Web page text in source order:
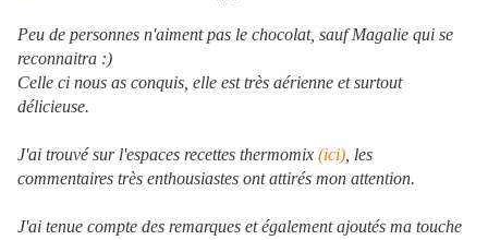
Peu de personnes n'aiment pas le chocolat, sauf Magalie qui se
reconnaitra :)
Celle ci nous as conquis, elle est très aérienne et surtout
délicieuse.
J'ai trouvé sur l'espaces recettes thermomix (ici) , les
commentaires très enthousiastes ont attirés mon attention.
J'ai tenue compte des remarques et également ajoutés ma touche